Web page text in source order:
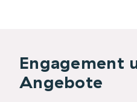
Engagement
Angebote